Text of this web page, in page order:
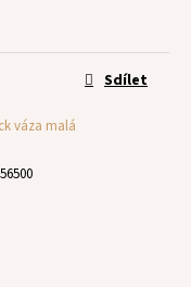
váza malá
Sdílet